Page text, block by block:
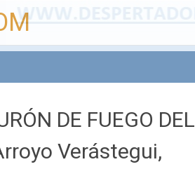
DE FUEGO DEL
Verástegui,